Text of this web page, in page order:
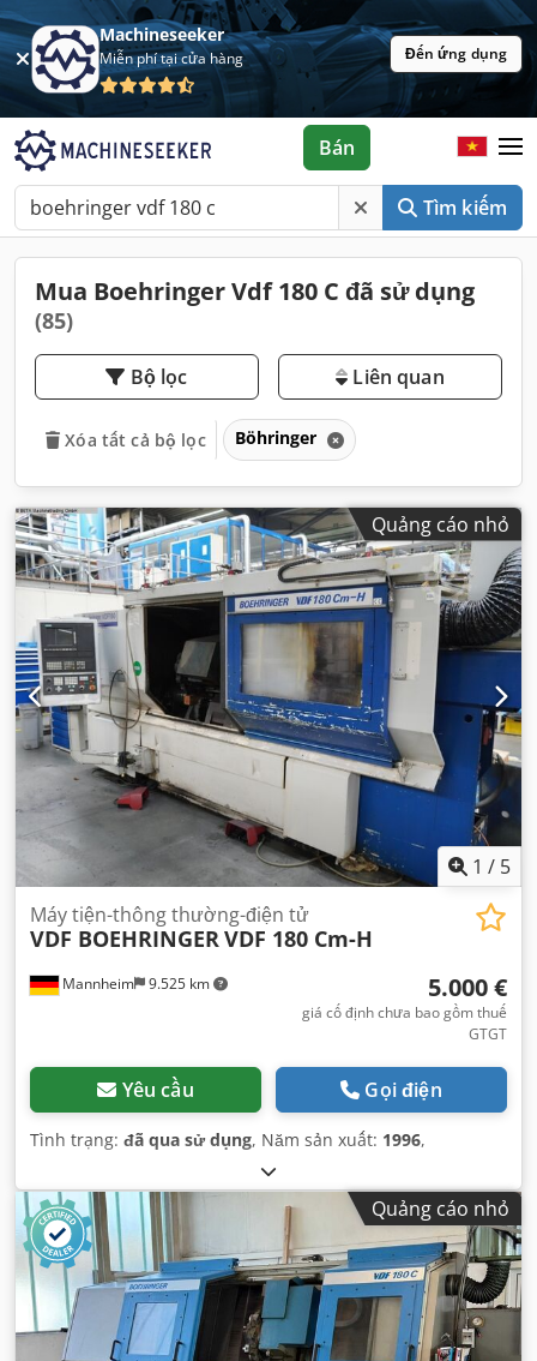
Machineseeker
Miễn phí tại cửa hàng Đến ứng dụng
Tìm kiếm
Bán
Mua Boehringer Vdf 180 C đã sử dụng
(85)
Bộ lọc Liên quan
Xóa tất cả bộ lọc Böhringer
Quảng cáo nhỏ
1 / 5
Mannheim 9.525 km
Máy tiện-thông thường-điện tử
VDF BOEHRINGERVDF 180 Cm-H
5.000 €
giá cố định chưa bao gồm thuế
GTGT
Yêu cầu Gọi điện
Tình trạng: đã qua sử dụng, Năm sản xuất: 1996,
Quảng cáo nhỏ